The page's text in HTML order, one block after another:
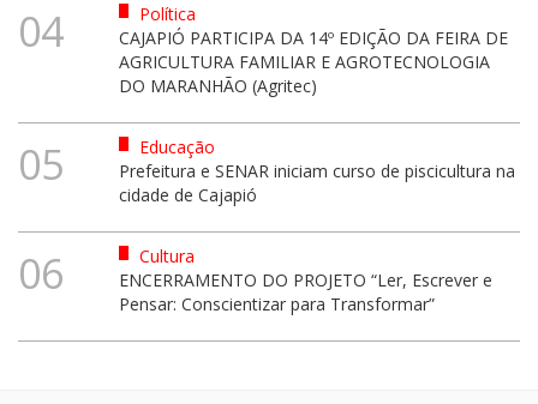
04
Política
CAJAPIÓ PARTICIPA DA 14º EDIÇÃO DA FEIRA DE
AGRICULTURA FAMILIAR E AGROTECNOLOGIA
DO MARANHÃO (Agritec)
05
Educação
Prefeitura e SENAR iniciam curso de piscicultura na
cidade de Cajapió
06
Cultura
ENCERRAMENTO DO PROJETO “Ler, Escrever e
Pensar: Conscientizar para Transformar”